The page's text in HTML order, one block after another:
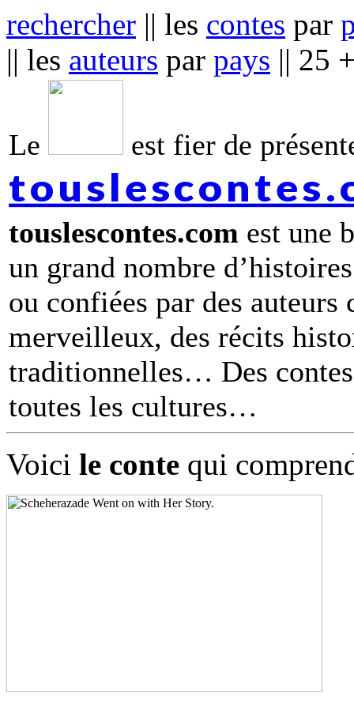
rechercher || les contes par
|| les auteurs par pays || 25
Le est fier de
touslescontes.com est une
un grand nombre
ou confiées par des
merveilleux, des récits
traditionnelles… Des
toutes les cultures
Voici le conte qui